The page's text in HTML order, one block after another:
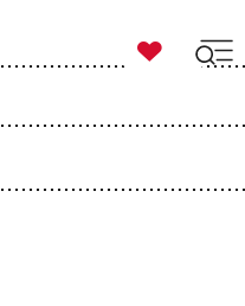

taz zahl ich